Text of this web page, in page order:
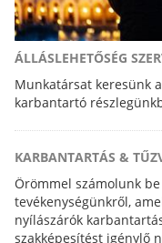
ÁLLÁSLEHETŐSÉG
Munkatársat keresünk
karbantartó
KARBANTARTÁS &
Örömmel számolunk
tevékenységünkről,
nyílászárók
szakképesítést igénylő